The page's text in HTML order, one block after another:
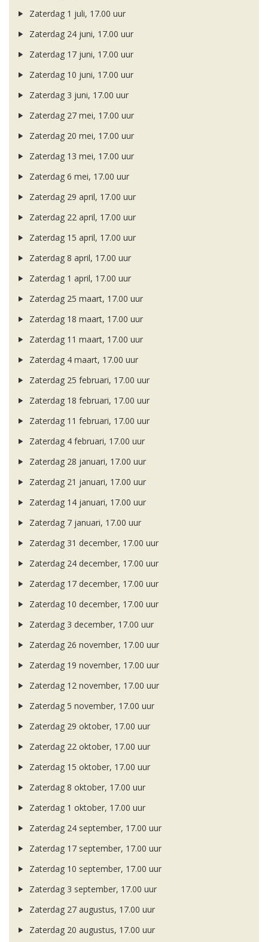
Zaterdag 1 juli, 17.00 uur
Zaterdag 24 juni, 17.00 uur
Zaterdag 17 juni, 17.00 uur
Zaterdag 10 juni, 17.00 uur
Zaterdag 3 juni, 17.00 uur
Zaterdag 27 mei, 17.00 uur
Zaterdag 20 mei, 17.00 uur
Zaterdag 13 mei, 17.00 uur
Zaterdag 6 mei, 17.00 uur
Zaterdag 29 april, 17.00 uur
Zaterdag 22 april, 17.00 uur
Zaterdag 15 april, 17.00 uur
Zaterdag 8 april, 17.00 uur
Zaterdag 1 april, 17.00 uur
Zaterdag 25 maart, 17.00 uur
Zaterdag 18 maart, 17.00 uur
Zaterdag 11 maart, 17.00 uur
Zaterdag 4 maart, 17.00 uur
Zaterdag 25 februari, 17.00 uur
Zaterdag 18 februari, 17.00 uur
Zaterdag 11 februari, 17.00 uur
Zaterdag 4 februari, 17.00 uur
Zaterdag 28 januari, 17.00 uur
Zaterdag 21 januari, 17.00 uur
Zaterdag 14 januari, 17.00 uur
Zaterdag 7 januari, 17.00 uur
Zaterdag 31 december, 17.00 uur
Zaterdag 24 december, 17.00 uur
Zaterdag 17 december, 17.00 uur
Zaterdag 10 december, 17.00 uur
Zaterdag 3 december, 17.00 uur
Zaterdag 26 november, 17.00 uur
Zaterdag 19 november, 17.00 uur
Zaterdag 12 november, 17.00 uur
Zaterdag 5 november, 17.00 uur
Zaterdag 29 oktober, 17.00 uur
Zaterdag 22 oktober, 17.00 uur
Zaterdag 15 oktober, 17.00 uur
Zaterdag 8 oktober, 17.00 uur
Zaterdag 1 oktober, 17.00 uur
Zaterdag 24 september, 17.00 uur
Zaterdag 17 september, 17.00 uur
Zaterdag 10 september, 17.00 uur
Zaterdag 3 september, 17.00 uur
Zaterdag 27 augustus, 17.00 uur
Zaterdag 20 augustus, 17.00 uur